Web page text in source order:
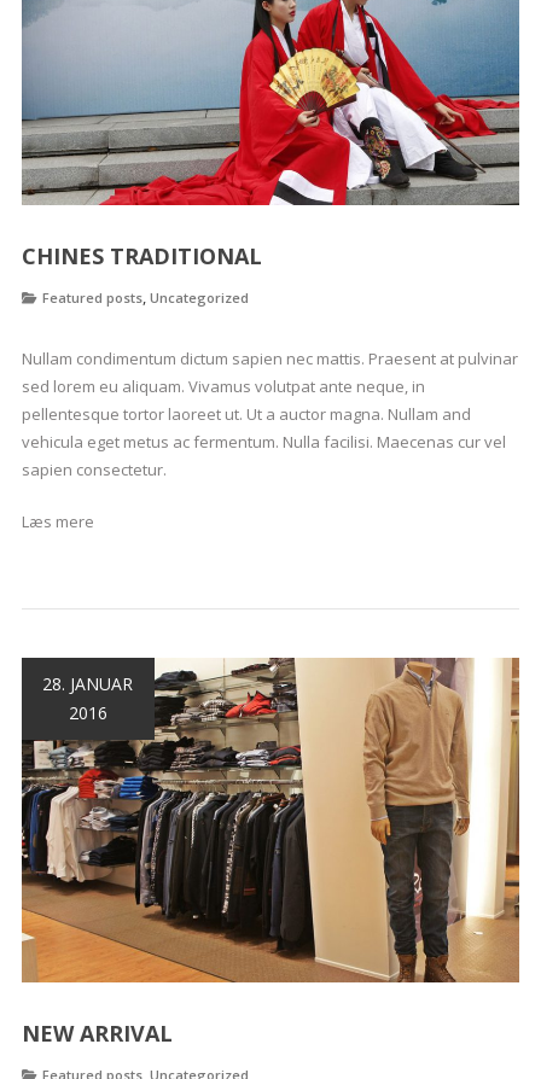
CHINES TRADITIONAL
Featured posts, Uncategorized
Nullam condimentum dictum sapien nec mattis. Praesent at pulvinar
sed lorem eu aliquam. Vivamus volutpat ante neque, in
pellentesque tortor laoreet ut. Ut a auctor magna. Nullam and
vehicula eget metus ac fermentum. Nulla facilisi. Maecenas cur vel
sapien consectetur.
Læs mere
28. JANUAR
2016
NEW ARRIVAL
Featured posts, Uncategorized